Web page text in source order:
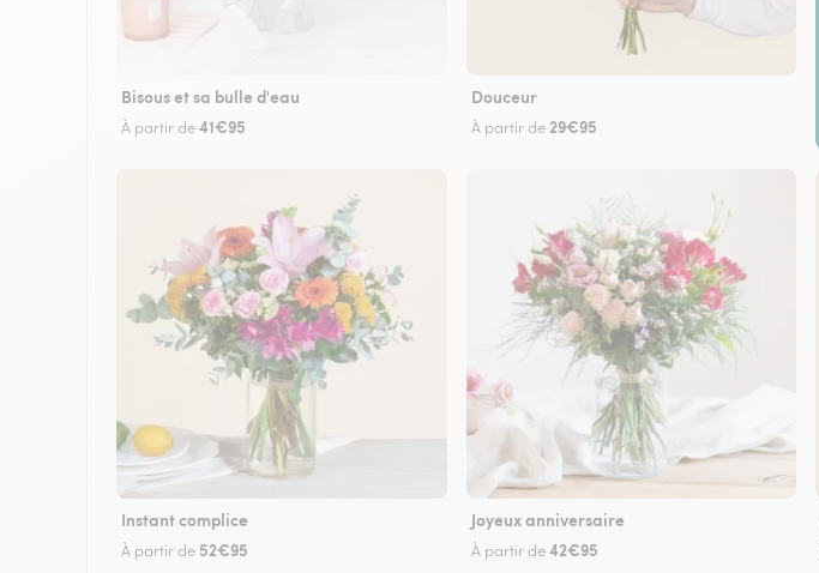
Bisous et sa bulle d'eau
À partir de41€95
Douceur
À partir de 29€95
Instant complice
À partir de 52€95
Joyeux anniversaire
À partir de42€95